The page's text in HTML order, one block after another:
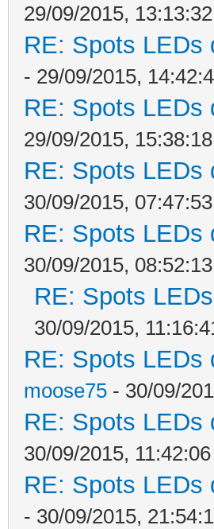
29/09/2015, 13:13:32
RE: Spots LEDs
- 29/09/2015,
RE: Spots LEDs
29/09/2015, 15:38:18
RE: Spots LEDs
30/09/2015, 07:47:53
RE: Spots LEDs
30/09/2015, 08:52:13
RE: Spots
30/09/2015,
RE: Spots LEDs
moose75 - 30/09/
RE: Spots LEDs
30/09/2015, 11:42:06
RE: Spots LEDs
- 30/09/2015,